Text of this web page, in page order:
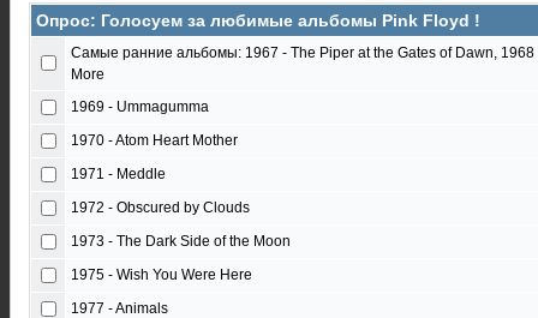
Опрос: Голосуем за любимые альбомы Pink Floyd !
Самые ранние альбомы: 1967 - The Piper at the Gates of Dawn, 1968
More
1969 - Ummagumma
1970 - Atom Heart Mother
1971 - Meddle
1972 - Obscured by Clouds
1973 - The Dark Side of the Moon
1975 - Wish You Were Here
1977 - Animals